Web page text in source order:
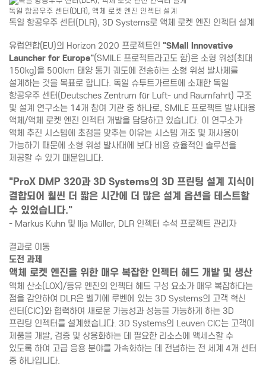
독일 항공우주 센터(DLR), 액체 로켓 엔진 인젝터 설계
독일 항공우주 센터(DLR), 3D Systems로 액체 로켓 엔진 인젝터 설계
유럽연합(EU)의 Horizon 2020 프로젝트인 "SMall Innovative
Launcher for Europe"(SMILE 프로젝트라고도 함)은 소형 위성(최대
150kg)을 500km 태양 동기 궤도에 전송하는 소형 위성 발사체를
설계하는 것을 목표로 합니다. 독일 슈투트가르트에 소재한 독일
항공우주 센터(Deutsches Zentrum für Luft- und Raumfahrt) 구조
및 설계 연구소는 14개 참여 기관 중 하나로, SMILE 프로젝트 발사대용
액체/액체 로켓 엔진 인젝터 개발을 담당하고 있습니다. 이 연구소가
액체 추진 시스템에 초점을 맞추는 이유는 시스템 개조 및 재사용이
가능하기 때문에 소형 위성 발사대에 보다 비용 효율적인 솔루션을
제공할 수 있기 때문입니다.
"ProX DMP 320과 3D Systems의 3D 프린팅 설계 지식이
결합되어 훨씬 더 짧은 시간에 더 많은 설계 옵션을 테스트할
수 있었습니다."
- Markus Kuhn 및 Ilja Müller, DLR 인젝터 수석 프로젝트 관리자
결과로 이동
도전 과제
액체 로켓 엔진을 위한 매우 복잡한 인젝터 헤드 개발 및 생산
액체 산소(LOX)/등유 엔진의 인젝터 헤드 구성 요소가 매우 복잡하다는
점을 감안하여 DLR은 벨기에 루벤에 있는 3D Systems의 고객 혁신
센터(CIC)와 협력하여 새로운 가능성과 성능을 가능하게 하는 3D
프린팅 인젝터를 설계했습니다. 3D Systems의 Leuven CIC는 고객이
제품을 개발, 검증 및 상용화하는 데 필요한 리소스에 액세스할 수
있도록 하여 고급 응용 분야를 가속화하는 데 전념하는 전 세계 4개 센터
중 하나입니다.